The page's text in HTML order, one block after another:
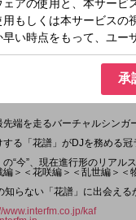
端を走るバーチャルシンガ
る「花譜」がDJを務める冠
“今”、現在進行形のリア
＞＜花咲編＞＜乱世編＞＜
らない「花譜」に出会える
www.interfm.co.jp/kaf
承